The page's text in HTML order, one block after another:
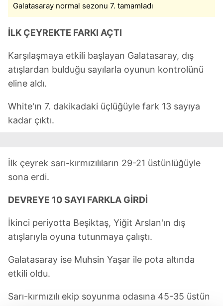
Galatasaray normal sezonu 7. tamamladı
İLK ÇEYREKTE FARKI AÇTI
Karşılaşmaya etkili başlayan Galatasaray, dış
atışlardan bulduğu sayılarla oyunun kontrolünü
eline aldı.
White'ın 7. dakikadaki üçlüğüyle fark 13 sayıya
kadar çıktı.
İlk çeyrek sarı-kırmızılıların 29-21 üstünlüğüyle
sona erdi.
DEVREYE 10 SAYI FARKLA GİRDİ
İkinci periyotta Beşiktaş, Yiğit Arslan'ın dış
atışlarıyla oyuna tutunmaya çalıştı.
Galatasaray ise Muhsin Yaşar ile pota altında
etkili oldu.
Sarı-kırmızılı ekip soyunma odasına 45-35 üstün